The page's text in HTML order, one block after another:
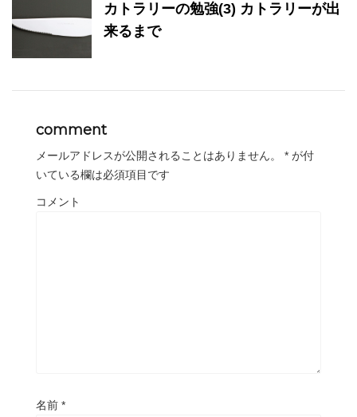
カトラリーの勉強(3) カトラリーが出
来るまで
comment
メールアドレスが公開されることはありません。 * が付
いている欄は必須項目です
コメント
名前 *